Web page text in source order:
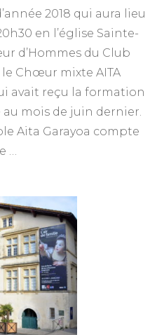
2018 qui aura lieu
en l’église Sainte-
d’Hommes du Club
le Chœur mixte AITA
avait reçu la formation
au mois de juin dernier.
Aita Garayoa compte
…